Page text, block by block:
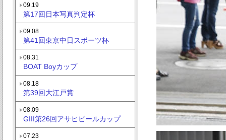
09.19
第17回日本写真判定杯
09.08
第41回東京中日スポーツ杯
08.31
BOAT Boyカップ
08.18
第39回大江戸賞
08.09
GIII第26回アサヒビールカップ
07.23